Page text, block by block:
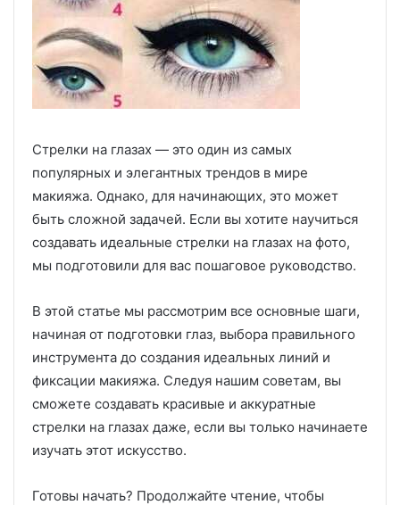
Стрелки на глазах — это один из самых
популярных и элегантных трендов в мире
макияжа. Однако, для начинающих, это может
быть сложной задачей. Если вы хотите научиться
создавать идеальные стрелки на глазах на фото,
мы подготовили для вас пошаговое руководство.
В этой статье мы рассмотрим все основные шаги,
начиная от подготовки глаз, выбора правильного
инструмента до создания идеальных линий и
фиксации макияжа. Следуя нашим советам, вы
сможете создавать красивые и аккуратные
стрелки на глазах даже, если вы только начинаете
изучать этот искусство.
Готовы начать? Продолжайте чтение, чтобы